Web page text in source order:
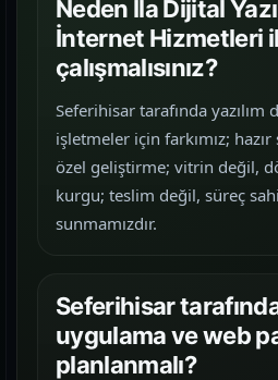
Neden İla Dijital
İnternet Hizmetleri
çalışmalısınız?
Seferihisar tarafında yazılım
işletmeler için farkımız;
özel geliştirme; vitrin değil,
kurgu; teslim değil, süreç
sunmamızdır.
Seferihisar
uygulama ve web
planlanmalı?